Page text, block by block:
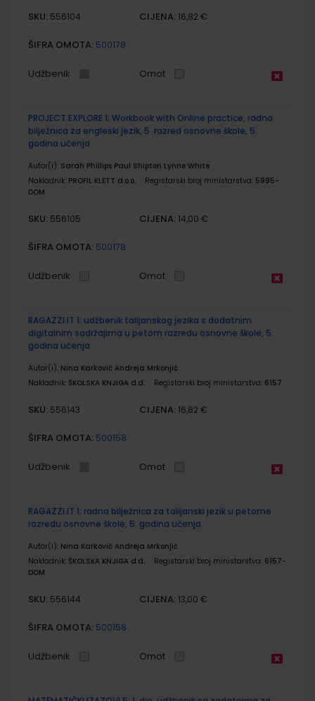
SKU: 556104 CIJENA: 16,82 €
ŠIFRA OMOTA: 500178
Udžbenik Omot
PROJECT EXPLORE 1; Workbook with Online practice, radna
bilježnica za engleski jezik, 5. razred osnovne škole, 5.
godina učenja
Autor(i): Sarah Phillips Paul Shipton Lynne White
Nakladnik: PROFIL KLETT d.o.o. Registarski broj ministarstva: 5995-
DOM
SKU: 556105 CIJENA: 14,00 €
ŠIFRA OMOTA: 500178
Udžbenik Omot
RAGAZZI.IT 1; udžbenik talijanskog jezika s dodatnim
digitalnim sadržajima u petom razredu osnovne škole, 5.
godina učenja
Autor(i): Nina Karković Andreja Mrkonjić
Nakladnik: ŠKOLSKA KNJIGA d.d. Registarski broj ministarstva: 6157
SKU: 556143 CIJENA: 16,82 €
ŠIFRA OMOTA: 500158
Udžbenik Omot
RAGAZZI.IT 1; radna bilježnica za talijanski jezik u petome
razredu osnovne škole, 5. godina učenja
Autor(i): Nina Karković Andreja Mrkonjić
Nakladnik: ŠKOLSKA KNJIGA d.d. Registarski broj ministarstva: 6157-
DOM
SKU: 556144 CIJENA: 13,00 €
ŠIFRA OMOTA: 500158
Udžbenik Omot